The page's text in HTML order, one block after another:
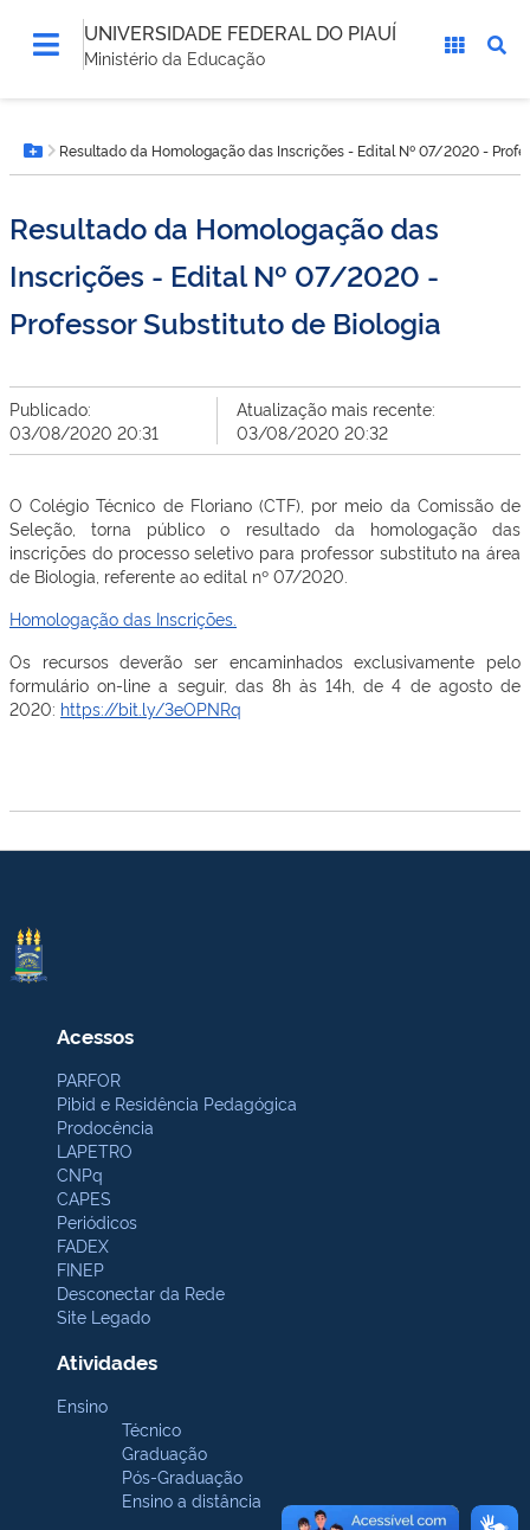
UNIVERSIDADE FEDERAL DO PIAUÍ
Ministério da Educação
está
aqui:Botão Menu
Resultado da Homologação das Inscrições - Edital Nº 07/2020 -
Resultado da Homologação das
Inscrições - Edital Nº 07/2020 -
Professor Substituto de Biologia
Publicado:
03/08/2020 20:31
Atualização mais recente:
03/08/2020 20:32
O Colégio Técnico de Floriano (CTF), por meio da Comissão de
Seleção, torna público o resultado da homologação das
inscrições do processo seletivo para professor substituto na área
de Biologia, referente ao edital nº 07/2020.
Homologação das Inscrições.
Os recursos deverão ser encaminhados exclusivamente pelo
formulário on-line a seguir, das 8h às 14h, de 4 de agosto de
2020: https://bit.ly/3eOPNRq
Acessos
PARFOR
Pibid e Residência Pedagógica
Prodocência
LAPETRO
CNPq
CAPES
Periódicos
FADEX
FINEP
Desconectar da Rede
Site Legado
Atividades
Ensino
Técnico
Graduação
Pós-Graduação
Ensino a distância